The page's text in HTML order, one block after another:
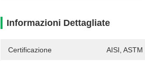
Informazioni Dettagliate
Certificazione AISI, ASTM